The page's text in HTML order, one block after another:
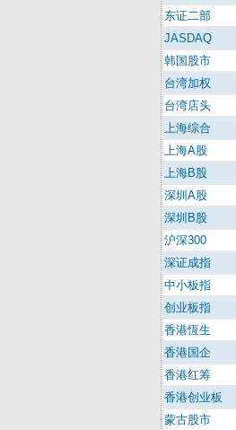
东证二部
JASDAQ
韩国股市
台湾加权
台湾店头
上海综合
上海A股
上海B股
深圳A股
深圳B股
沪深300
深证成指
中小板指
创业板指
香港恆生
香港国企
香港红筹
香港创业板
蒙古股市